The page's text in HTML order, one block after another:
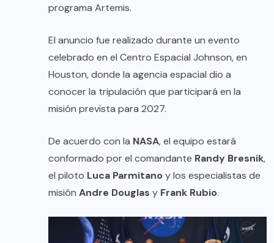
programa Artemis.
El anuncio fue realizado durante un evento
celebrado en el Centro Espacial Johnson, en
Houston, donde la agencia espacial dio a
conocer la tripulación que participará en la
misión prevista para 2027.
De acuerdo con la NASA, el equipo estará
conformado por el comandante Randy Bresnik,
el piloto Luca Parmitanoy los especialistas de
misión Andre Douglas y Frank Rubio.